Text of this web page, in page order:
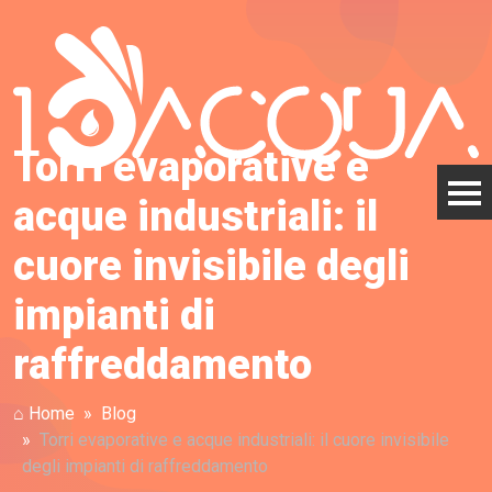
Torri evaporative e
acque industriali: il
cuore invisibile degli
impianti di
raffreddamento
⌂ Home
Blog
Torri evaporative e acque industriali: il cuore invisibile
degli impianti di raffreddamento